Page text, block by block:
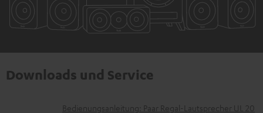
Downloads und Service
D
Bedienungsanleitung: Paar Regal-Lautsprecher UL 20